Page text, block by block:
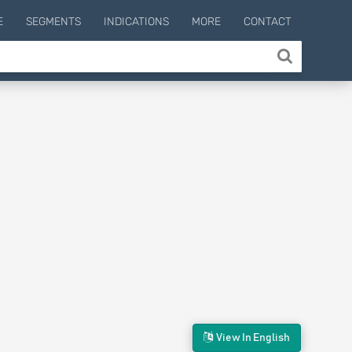
SEGMENTS INDICATIONS MORE CONTACT
View In English